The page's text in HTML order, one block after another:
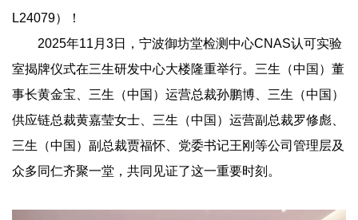
L24079）！
2025年11月3日，宁波御坊堂检测中心CNAS认可实验
室揭牌仪式在三生研发中心大楼隆重举行。三生（中国）董
事长黄金宝、三生（中国）运营总裁孙鹏博、三生（中国）
供应链总裁黄嘉莹女士、三生（中国）运营副总裁罗修彪、
三生（中国）副总裁贾福怀、党委书记王刚等公司管理层及
众多同仁齐聚一堂，共同见证了这一重要时刻。